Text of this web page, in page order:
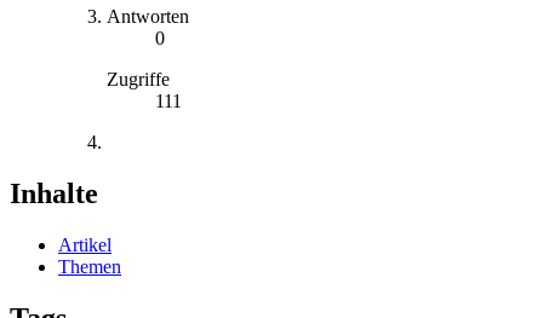
Antworten
0
Zugriffe
111
Inhalte
Artikel
Themen